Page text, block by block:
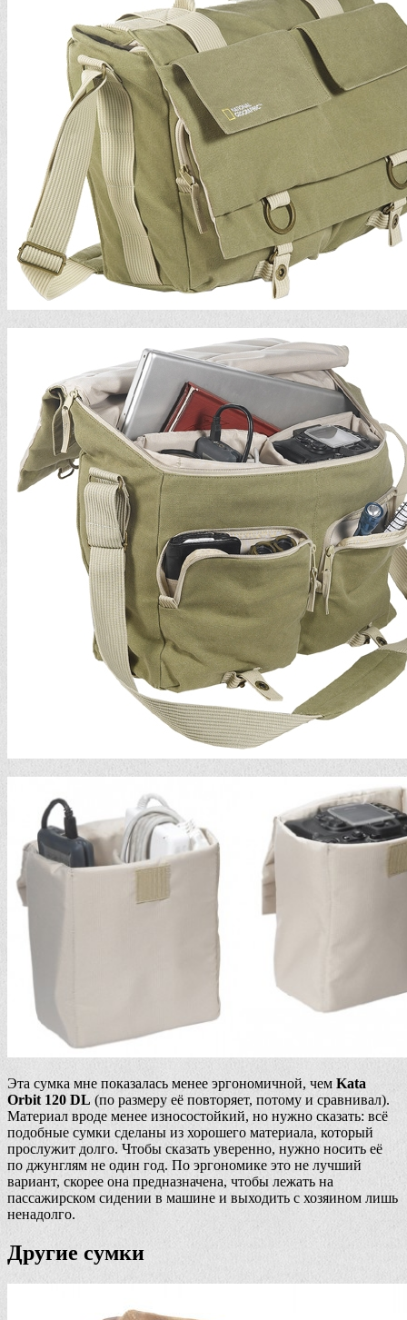
Эта сумка мне показалась менее эргономичной, чем Kata
Orbit 120 DL (по размеру её повторяет, потому и сравнивал).
Материал вроде менее износостойкий, но нужно сказать: всё
подобные сумки сделаны из хорошего материала, который
прослужит долго. Чтобы сказать уверенно, нужно носить её
по джунглям не один год. По эргономике это не лучший
вариант, скорее она предназначена, чтобы лежать на
пассажирском сидении в машине и выходить с хозяином лишь
ненадолго.
Другие сумки